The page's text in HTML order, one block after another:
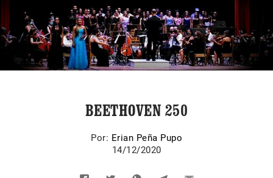
BEETHOVEN 250
Por: Erian Peña Pupo
14/12/2020